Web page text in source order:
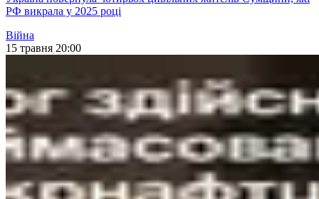
РФ викрала у 2025 році
Війна
15 травня 20:00